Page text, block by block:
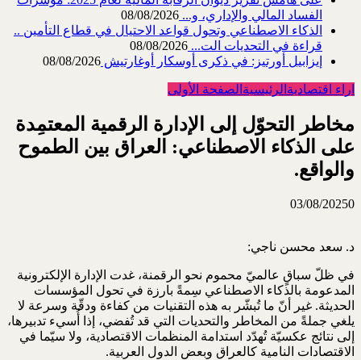
الفساد المالي والإداري، و... 08/08/2026
الذكاء الاصطناعي وتحول قواعد الاحتيال في قطاع ‏التأمين ..
قراءة في التحديات الت... 08/08/2026
إيزابيل أورتيز: في ذكرى ‏أوسكار أوغارتيش 08/08/2026
اراء اقتصادية الرئيسية الصفحة الأولى
مخاطر التحوّل إلى الإدارة الرقمية المعتمِدة
على الذكاء الاصطناعي: العراق بين الطموح
والواقع.
03/08/20250
د. سعد محسن ناجي:
في ظلّ سباقٍ عالميّ محموم نحو الرقمنة، غدت الإدارة الإلكترونية
المدعومة بالذكاء الاصطناعي سِمةً بارزة ‏في تحول المؤسسات
الحديثة. غير أنّ ما تُبشّر به هذه التقنيات من كفاءة ودقّة وسرعة لا
يلغي جملةً من ‏المخاطر والتحديات التي قد تُفضي، إذا أُسيء تدبيرها،
إلى نتائج عكسيّة تُهدّد استدامة المنظمات الاقتصادية، ‏ولا سيّما في
الاقتصادات النامية كالعراق وبعض الدول العربية‎.‎